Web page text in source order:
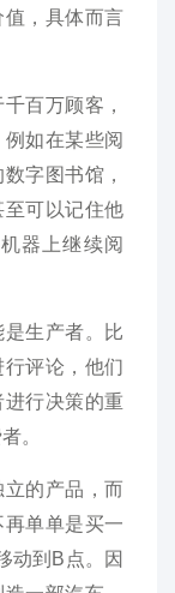
，具体而言
百万顾客，
如在某些阅
字图书馆，
可以记住他
器上继续阅
生产者。比
评论，他们
行决策的重
。
的产品，而
单单是买一
动到B点。因